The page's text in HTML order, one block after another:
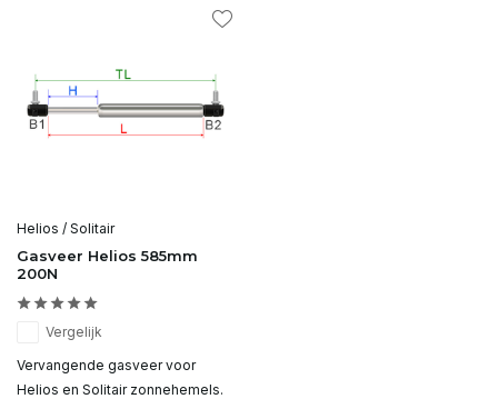
Helios / Solitair
Gasveer Helios 585mm
200N
Vergelijk
Vervangende gasveer voor
Helios en Solitair zonnehemels.